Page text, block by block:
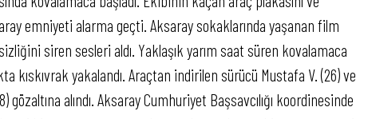
emniyeti alarma geçti. Aksaray sokaklarında yaşanan film
siren sesleri aldı. Yaklaşık yarım saat süren kovalamaca
kıskıvrak yakalandı. Araçtan indirilen sürücü Mustafa V. (26) ve
alındı. Aksaray Cumhuriyet Başsavcılığı koordinesinde